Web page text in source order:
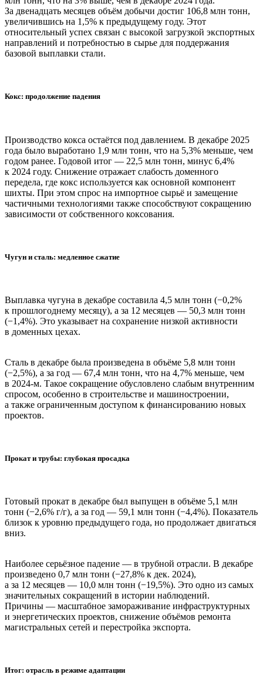
За двенадцать месяцев объём добычи достиг 106,8 млн тонн,
увеличившись на 1,5% к предыдущему году. Этот
относительный успех связан с высокой загрузкой экспортных
направлений и потребностью в сырье для поддержания
базовой выплавки стали.
Кокс: продолжение падения
Производство кокса остаётся под давлением. В декабре 2025
года было выработано 1,9 млн тонн, что на 5,3% меньше, чем
годом ранее. Годовой итог — 22,5 млн тонн, минус 6,4%
к 2024 году. Снижение отражает слабость доменного
передела, где кокс используется как основной компонент
шихты. При этом спрос на импортное сырьё и замещение
частичными технологиями также способствуют сокращению
зависимости от собственного коксования.
Чугун и сталь: медленное сжатие
Выплавка чугуна в декабре составила 4,5 млн тонн (−0,2%
к прошлогоднему месяцу), а за 12 месяцев — 50,3 млн тонн
(−1,4%). Это указывает на сохранение низкой активности
в доменных цехах.
Сталь в декабре была произведена в объёме 5,8 млн тонн
(−2,5%), а за год — 67,4 млн тонн, что на 4,7% меньше, чем
в 2024-м. Такое сокращение обусловлено слабым внутренним
спросом, особенно в строительстве и машиностроении,
а также ограниченным доступом к финансированию новых
проектов.
Прокат и трубы: глубокая просадка
Готовый прокат в декабре был выпущен в объёме 5,1 млн
тонн (−2,6% г/г), а за год — 59,1 млн тонн (−4,4%). Показатель
близок к уровню предыдущего года, но продолжает двигаться
вниз.
Наиболее серьёзное падение — в трубной отрасли. В декабре
произведено 0,7 млн тонн (−27,8% к дек. 2024),
а за 12 месяцев — 10,0 млн тонн (−19,5%). Это одно из самых
значительных сокращений в истории наблюдений.
Причины — масштабное замораживание инфраструктурных
и энергетических проектов, снижение объёмов ремонта
магистральных сетей и перестройка экспорта.
Итог: отрасль в режиме адаптации